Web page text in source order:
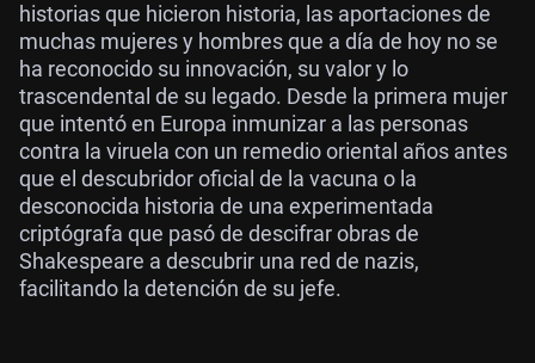
historias que hicieron historia, las aportaciones de
muchas mujeres y hombres que a día de hoy no se
ha reconocido su innovación, su valor y lo
trascendental de su legado. Desde la primera mujer
que intentó en Europa inmunizar a las personas
contra la viruela con un remedio oriental años antes
que el descubridor oficial de la vacuna o la
desconocida historia de una experimentada
criptógrafa que pasó de descifrar obras de
Shakespeare a descubrir una red de nazis,
facilitando la detención de su jefe.